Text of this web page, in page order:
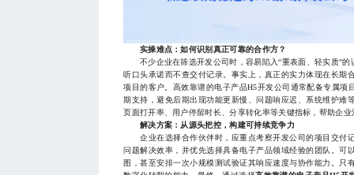
实操难点：如何识别真正可靠的合作方？
不少企业在筛选开发公司时，容易陷入“重表面、轻实质”的
听口头承诺而不查交付记录。事实上，真正的实力体现在长期
项目的客户。高效靠谱的电子产品H5开发公司通常配备专属
期支持，避免后期出现功能更新慢、问题响应迟、系统维护难
页面打开率、用户停留时长、分享转化率等关键指标，帮助企
解决方案：从源头把控，构建可持续竞争力
企业在选择合作伙伴时，应重点考察开发公司的项目交付
问题解决效率，并优先选择具备电子产品领域经验的团队。可
图，甚至安排一次小规模测试验证其响应速度与协作能力。只